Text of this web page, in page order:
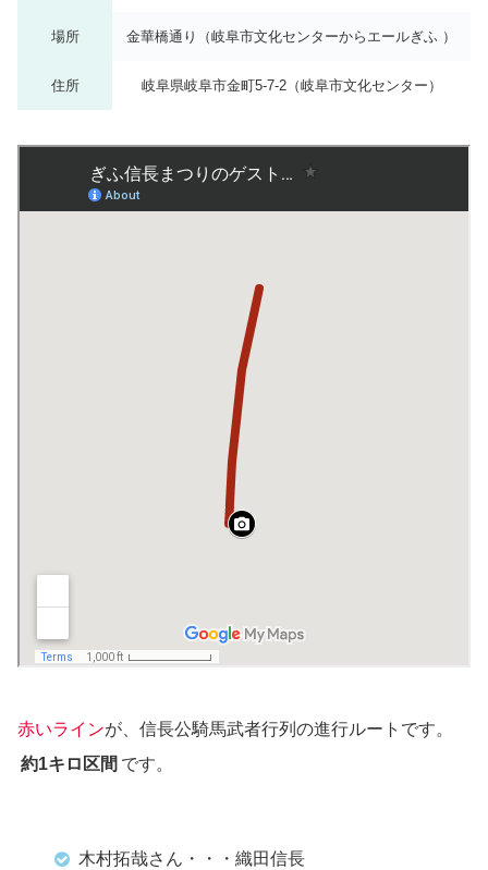
場所 金華橋通り（岐阜市文化センターからエールぎふ ）
住所 岐阜県岐阜市金町5-7-2（岐阜市文化センター）
赤いラインが、信長公騎馬武者行列の進行ルートです。
約1キロ区間 です。
木村拓哉さん・・・織田信長